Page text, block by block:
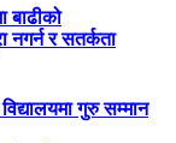
बाढीको
र सतर्कता
गुरु सम्मान